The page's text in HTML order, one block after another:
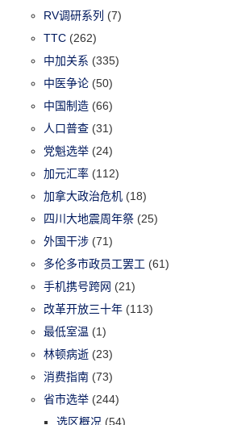
RV调研系列 (7)
TTC (262)
中加关系 (335)
中医争论 (50)
中国制造 (66)
人口普查 (31)
党魁选举 (24)
加元汇率 (112)
加拿大政治危机 (18)
四川大地震周年祭 (25)
外国干涉 (71)
多伦多市政员工罢工 (61)
手机携号跨网 (21)
改革开放三十年 (113)
最低室温 (1)
林顿病逝 (23)
消费指南 (73)
省市选举 (244)
选区概况 (54)